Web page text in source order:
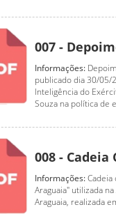
007 -
Informações:
publicado dia 30/05/
Inteligência do
Souza na política de
008 -
Informações:
Araguaia" utilizada
Araguaia, realizada